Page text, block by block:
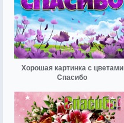
Хорошая картинка с цветами
Спасибо